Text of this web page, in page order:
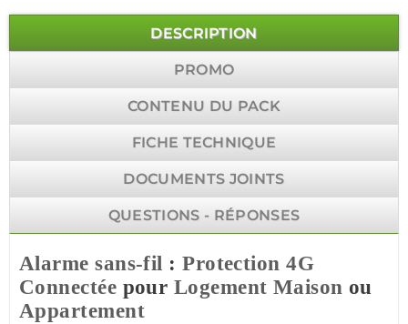
DESCRIPTION
PROMO
CONTENU DU PACK
FICHE TECHNIQUE
DOCUMENTS JOINTS
QUESTIONS - RÉPONSES
Alarme sans-fil :Protection 4G
Connectée pour Logement Maison ou
Appartement